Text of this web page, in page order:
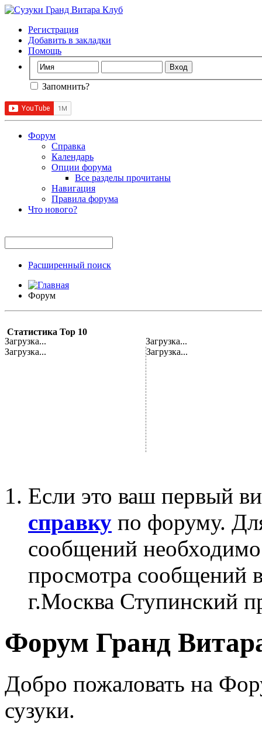
Регистрация
Добавить в закладки
Помощь
Запомнить?
Форум
Справка
Календарь
Опции форума
Все разделы прочитаны
Навигация
Правила форума
Что нового?
Расширенный поиск
Форум
Статистика Top 10
Загрузка...
Загрузка...
Загрузка...
Загрузка...
Если это ваш первый
справку по форуму.
сообщений
просмотра сообщений
г.Москва Ступинский
Форум Гранд
Добро пожаловать на
сузуки.